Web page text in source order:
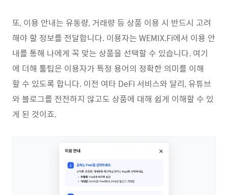
또, 이용 안내는 유동량, 거래량 등 상품 이용 시 반드시 고려
해야 할 정보를 전달합니다. 이용자는 WEMIX.Fi에서 이용 안
내를 통해 나에게 꼭 맞는 상품을 선택할 수 있습니다. 여기
에 더해 툴팁은 이용자가 특정 용어의 정확한 의미를 이해
할 수 있도록 합니다. 이전 여타 DeFi 서비스와 달리, 유튜브
와 블로그를 전전하지 않고도 상품에 대해 쉽게 이해할 수 있
게 된 것이죠.